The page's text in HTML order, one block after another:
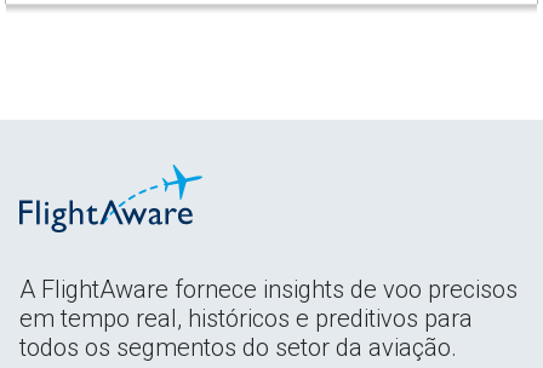
A FlightAware fornece insights de voo precisos
em tempo real, históricos e preditivos para
todos os segmentos do setor da aviação.